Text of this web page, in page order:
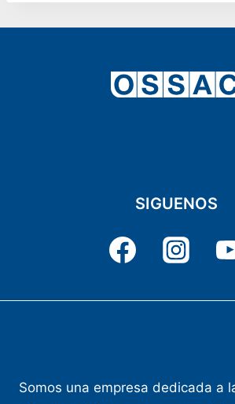
SIGUENOS
Somos una empresa dedicada a